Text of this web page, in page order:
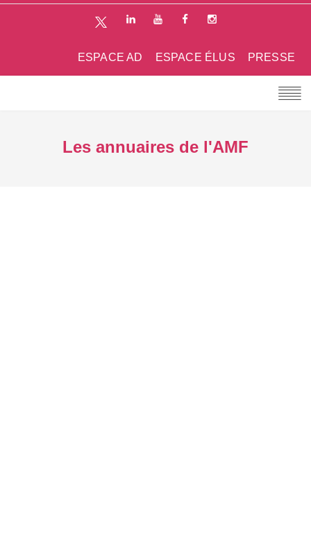
PRESSE
ESPACE ÉLUS
ESPACE AD
Les annuaires de l'AMF